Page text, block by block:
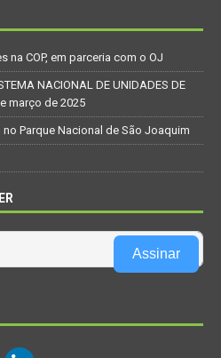
COP, em parceria com o OJ
NACIONAL DE UNIDADES DE
março de 2025
Parque Nacional de São Joaquim
Assinar